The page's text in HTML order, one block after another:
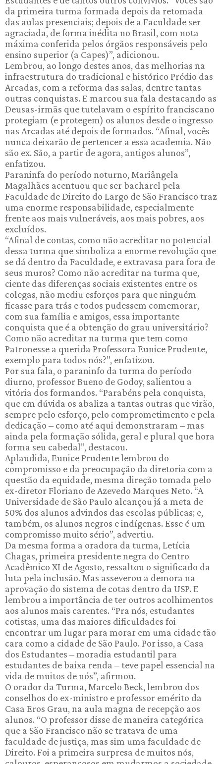
da primeira turma formada depois da retomada
das aulas presenciais; depois de a Faculdade ser
agraciada, de forma inédita no Brasil, com nota
máxima conferida pelos órgãos responsáveis pelo
ensino superior (a Capes)”, adicionou.
Lembrou, ao longo destes anos, das melhorias na
infraestrutura do tradicional e histórico Prédio das
Arcadas, com a reforma das salas, dentre tantas
outras conquistas. E marcou sua fala destacando as
Deusas-irmãs que tutelavam o espírito franciscano
protegiam (e protegem) os alunos desde o ingresso
nas Arcadas até depois de formados. “Afinal, vocês
nunca deixarão de pertencer a essa academia. Não
são ex. São, a partir de agora, antigos alunos”,
enfatizou.
Paraninfa do período noturno, Mariângela
Magalhães acentuou que ser bacharel pela
Faculdade de Direito do Largo de São Francisco traz
uma enorme responsabilidade, especialmente
frente aos mais vulneráveis, aos mais pobres, aos
excluídos.
“Afinal de contas, como não acreditar no potencial
dessa turma que simboliza a enorme revolução que
se dá dentro da Faculdade, e extravasa para fora de
seus muros? Como não acreditar na turma que,
ciente das diferenças sociais existentes entre os
colegas, não mediu esforços para que ninguém
ficasse para trás e todos pudessem comemorar,
com sua família e amigos, essa importante
conquista que é a obtenção do grau universitário?
Como não acreditar na turma que tem como
Patronesse a querida Professora Eunice Prudente,
exemplo para todos nós?”, enfatizou.
Por sua fala, o paraninfo da turma do período
diurno, professor Bueno de Godoy, salientou a
vitória dos formandos. “Parabéns pela conquista,
que em dúvida os abaliza a tantas outras que virão,
sempre pelo esforço, pelo comprometimento e pela
dedicação – como até aqui demonstraram – mas
ainda pela formação sólida, geral e plural que hora
forma seu cabedal”, destacou.
Aplaudida, Eunice Prudente lembrou do
compromisso e da preocupação da diretoria com a
questão da equidade, mesma direção tomada pelo
ex-diretor Floriano de Azevedo Marques Neto. “A
Universidade de São Paulo alcançou já a meta de
50% dos alunos advindos das escolas públicas; e,
também, os alunos negros e indígenas. Esse é um
compromisso muito sério”, advertiu.
Da mesma forma a oradora da turma, Letícia
Chagas, primeira presidente negra do Centro
Acadêmico XI de Agosto, ressaltou o significado da
luta pela inclusão. Mas asseverou a demora na
aprovação do sistema de cotas dentro da USP. E
lembrou a importância de ter outros acolhimentos
aos alunos mais carentes. “Pra nós, estudantes
cotistas, uma das maiores dificuldades foi
encontrar um lugar para morar em uma cidade tão
cara como a cidade de São Paulo. Por isso, a Casa
dos Estudantes – moradia estudantil para
estudantes de baixa renda – teve papel essencial na
vida de muitos de nós”, afirmou.
O orador da Turma, Marcelo Beck, lembrou dos
conselhos do ex-ministro e professor emérito da
Casa Eros Grau, na aula magna de recepção aos
alunos. “O professor disse de maneira categórica
que a São Francisco não se tratava de uma
faculdade de justiça, mas sim uma faculdade de
Direito. Foi a primeira surpresa de muitos nós,